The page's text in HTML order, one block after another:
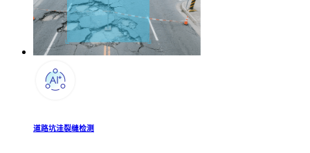
道路坑洼裂缝检测